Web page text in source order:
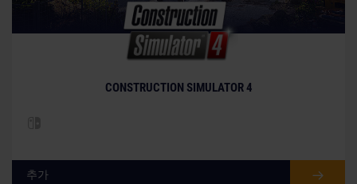
CONSTRUCTION SIMULATOR 4
추가